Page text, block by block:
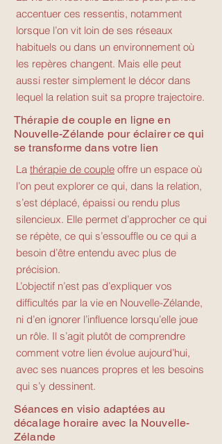
accentuer ces ressentis, notamment
lorsque l’on vit loin de ses réseaux
habituels ou dans un environnement où
les repères changent. Mais elle peut
aussi rester simplement le décor dans
lequel la relation suit sa propre trajectoire.
Thérapie de couple en ligne en
Nouvelle-Zélande pour éclairer ce qui
se transforme dans votre lien
La thérapie de couple offre un espace où
l’on peut explorer ce qui, dans la relation,
s’est déplacé, épaissi ou rendu plus
silencieux. Elle permet d’approcher ce qui
se répète, ce qui s’essouffle ou ce qui a
besoin d’être entendu avec plus de
précision.
L’objectif n’est pas d’expliquer vos
difficultés par la vie en Nouvelle-Zélande,
ni d’en ignorer l’influence lorsqu’elle joue
un rôle. Il s’agit plutôt de comprendre
comment votre lien évolue aujourd’hui,
avec ses nuances propres et les besoins
qui s’y dessinent.
Séances en visio adaptées au
décalage horaire avec la Nouvelle-
Zélande